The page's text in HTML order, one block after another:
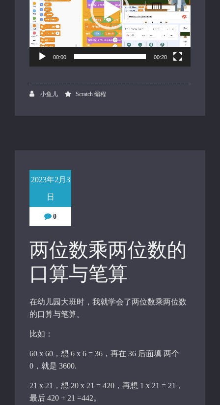
00:00 00:20
小鱼儿 Scratch 编程
2023年2月3
日
0
两位数乘两位数的
口算与笔算
在幼儿园大班时，我就学会了两位数乘两位数
的口算与笔算。
比如：
60 x 60，想 6 x 6 = 36，再在 36 后面填 两个
0，就是 3600.
21 x 21，想 20 x 21 = 420，再想 1 x 21 = 21，
最后 420 + 21 =442。